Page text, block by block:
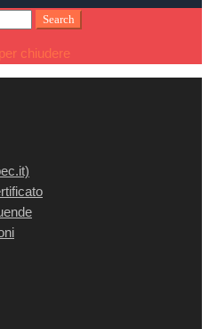
Search
chiudere